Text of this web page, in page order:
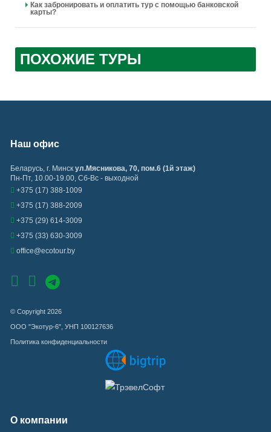
Как забронировать и оплатить тур с помощью банковской
карты?
ПОХОЖИЕ ТУРЫ
Наш офис
Беларусь, г. Минск ул.Мясникова, 70, пом.6 (1й этаж)
Пн-Пт, 10.00-19.00, Сб-Вс - выходной
+375 (17) 388-1009
+375 (17) 388-2009
+375 (29) 614-3009
+375 (33) 630-3009
office@ecotour.by
© Copyright 2026
ООО "Экотур-6", УНП 100127636
Политика конфиденциальности
О компании